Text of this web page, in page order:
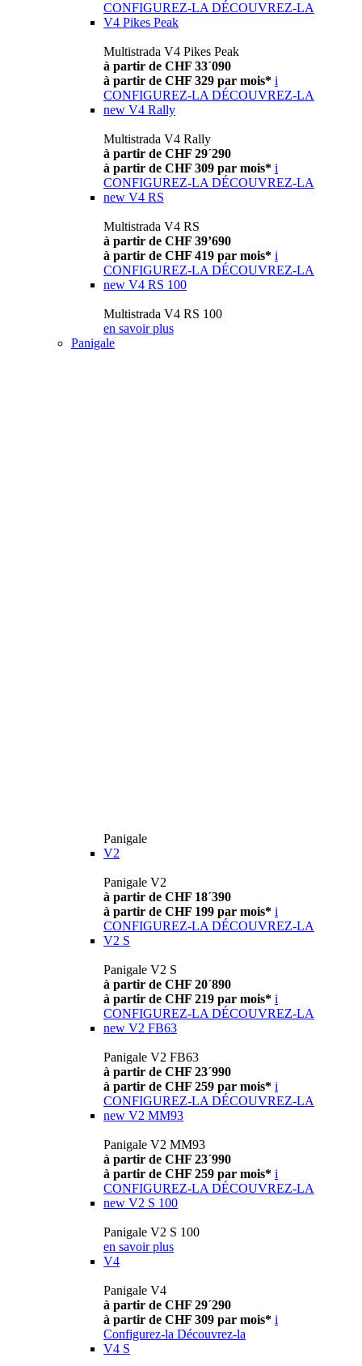
CONFIGUREZ-LA DÉCOUVREZ-LA
V4 Pikes Peak
Multistrada V4 Pikes Peak
à partir de CHF 33´090
à partir de CHF 329 par mois* i
CONFIGUREZ-LA DÉCOUVREZ-LA
new V4 Rally
Multistrada V4 Rally
à partir de CHF 29´290
à partir de CHF 309 par mois* i
CONFIGUREZ-LA DÉCOUVREZ-LA
new V4 RS
Multistrada V4 RS
à partir de CHF 39’690
à partir de CHF 419 par mois* i
CONFIGUREZ-LA DÉCOUVREZ-LA
new V4 RS 100
Multistrada V4 RS 100
en savoir plus
Panigale
Panigale
V2
Panigale V2
à partir de CHF 18´390
à partir de CHF 199 par mois* i
CONFIGUREZ-LA DÉCOUVREZ-LA
V2 S
Panigale V2 S
à partir de CHF 20´890
à partir de CHF 219 par mois* i
CONFIGUREZ-LA DÉCOUVREZ-LA
new V2 FB63
Panigale V2 FB63
à partir de CHF 23´990
à partir de CHF 259 par mois* i
CONFIGUREZ-LA DÉCOUVREZ-LA
new V2 MM93
Panigale V2 MM93
à partir de CHF 23´990
à partir de CHF 259 par mois* i
CONFIGUREZ-LA DÉCOUVREZ-LA
new V2 S 100
Panigale V2 S 100
en savoir plus
V4
Panigale V4
à partir de CHF 29´290
à partir de CHF 309 par mois* i
Configurez-la Découvrez-la
V4 S